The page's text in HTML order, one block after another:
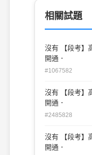
相關試題
沒有 【段考】
開通．
#1067582
沒有 【段考】
開通．
#2485828
沒有 【段考】
開通．